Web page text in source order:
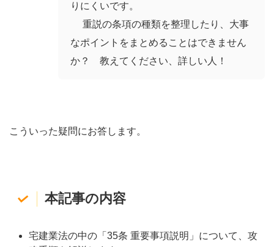
りにくいです。
重説の条項の種類を整理したり、大事
なポイントをまとめることはできません
か？ 教えてください、詳しい人！
こういった疑問にお答します。
本記事の内容
宅建業法の中の「35条 重要事項説明」について、攻